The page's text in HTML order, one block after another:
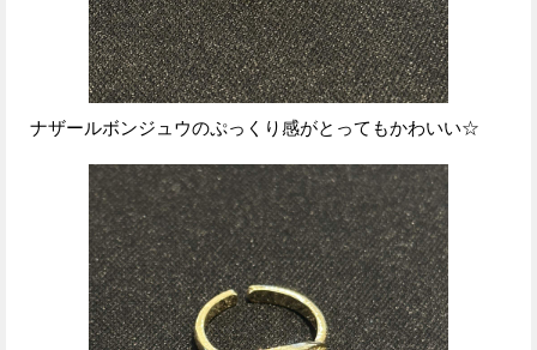
ナザールボンジュウのぷっくり感がとってもかわいい☆